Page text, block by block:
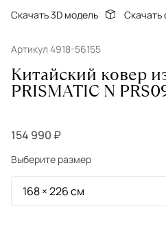
Скачать 3D модель Скачать
Артикул 4918-56155
Китайский ковер
PRISMATIC N
154 990 ₽
Выберите размер